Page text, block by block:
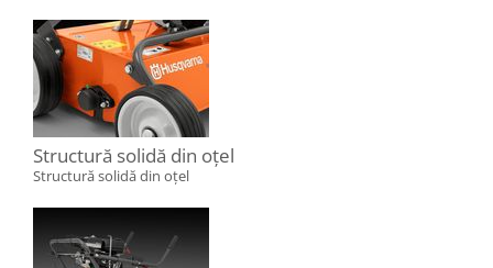
Structură solidă din oțel
Structură solidă din oțel